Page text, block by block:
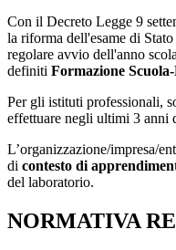
Con il Decreto Legge 9
la riforma dell'esame di
regolare avvio dell'anno
definiti Formazione
Per gli istituti professionali,
effettuare negli ultimi 3 anni
L’organizzazione/impresa/
di contesto di
del laboratorio.
NORMATIVA